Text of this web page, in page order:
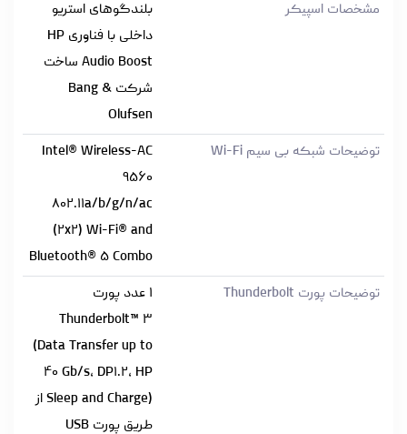
مشخصات اسپیکر
بلندگوهای استریو
داخلی با فناوری HP
Audio Boost ساخت
شرکت Bang &
Olufsen
توضیحات شبکه بی سیم Wi-Fi
Intel® Wireless-AC
۹۵۶۰
۸۰۲.۱۱a/b/g/n/ac
(۲x۲) Wi-Fi® and
Bluetooth® ۵ Combo
توضیحات پورت Thunderbolt
۱ عدد پورت
Thunderbolt™ ۳
(Data Transfer up to
۴۰ Gb/s, DP۱.۲, HP
Sleep and Charge) از
طریق پورت USB